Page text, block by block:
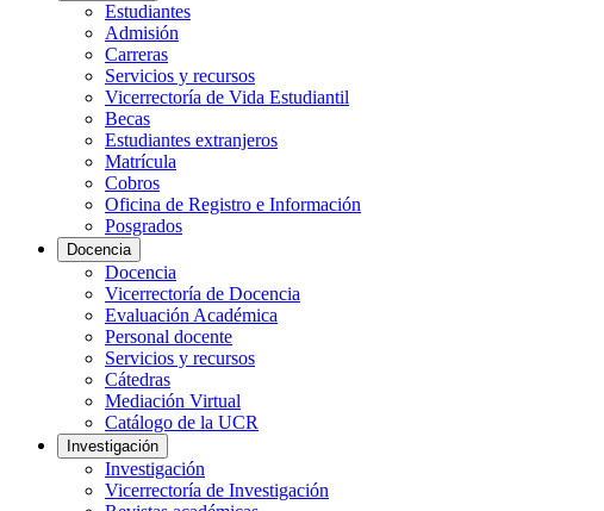
Estudiantes
Admisión
Carreras
Servicios y recursos
Vicerrectoría de Vida Estudiantil
Becas
Estudiantes extranjeros
Matrícula
Cobros
Oficina de Registro e Información
Posgrados
Docencia
Docencia
Vicerrectoría de Docencia
Evaluación Académica
Personal docente
Servicios y recursos
Cátedras
Mediación Virtual
Catálogo de la UCR
Investigación
Investigación
Vicerrectoría de Investigación